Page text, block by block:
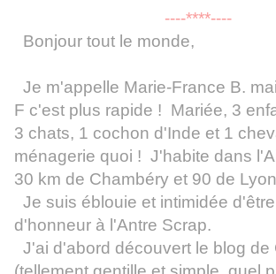
----****----
Bonjour tout le monde,
Je m'appelle Marie-France B.
F c'est plus rapide ! Mariée, 3
3 chats, 1 cochon d'Inde et 1
ménagerie quoi ! J'habite dans
30 km de Chambéry et 90 de
Je suis éblouie et intimidée
d'honneur à l'Antre Scrap.
J'ai d'abord découvert le blog de